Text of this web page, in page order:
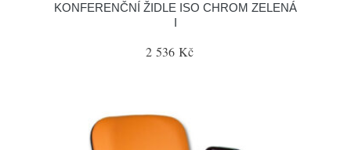
KONFERENČNÍ ŽIDLE ISO CHROM ZELENÁ
I
2 536 Kč